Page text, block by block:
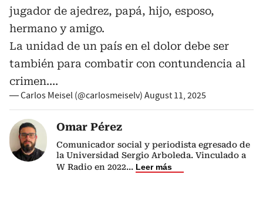
jugador de ajedrez, papá, hijo, esposo,
hermano y amigo.
La unidad de un país en el dolor debe ser
también para combatir con contundencia al
crimen.…
— Carlos Meisel (@carlosmeiselv) August 11, 2025
Omar Pérez
Comunicador social y periodista egresado de
la Universidad Sergio Arboleda. Vinculado a
W Radio en 2022... Leer más